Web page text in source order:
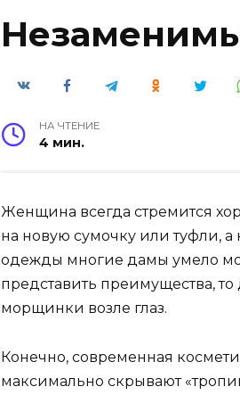
НА ЧТЕНИЕ
4 мин.
Женщина всегда стремится
на новую сумочку или туфли,
одежды многие дамы умело
представить преимущества,
морщинки возле глаз.
Конечно, современная
максимально скрывают